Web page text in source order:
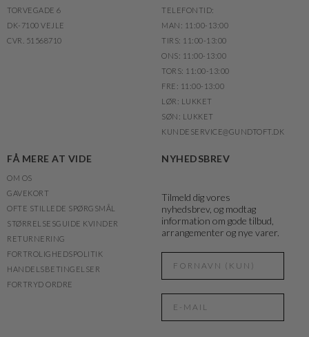
TORVEGADE 6
DK-7100 VEJLE
CVR. 51568710
TELEFONTID:
MAN: 11:00-13:00
TIRS: 11:00-13:00
ONS: 11:00-13:00
TORS: 11:00-13:00
FRE: 11:00-13:00
LØR: LUKKET
SØN: LUKKET
KUNDESERVICE@GUNDTOFT.DK
FÅ MERE AT VIDE
OM OS
GAVEKORT
OFTE STILLEDE SPØRGSMÅL
STØRRELSESGUIDE KVINDER
RETURNERING
FORTROLIGHEDSPOLITIK
HANDELSBETINGELSER
FORTRYD ORDRE
NYHEDSBREV
Tilmeld dig vores
nyhedsbrev, og modtag
information om gode tilbud,
arrangementer og nye varer.